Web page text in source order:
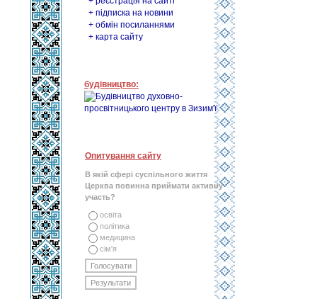
+ підписка на новини
+ обмін посиланнями
+ карта сайту
будівництво:
Опитування сайту
В якій сфері суспільного життя
Церква повинна приймати активну
участь?
освіта
політика
медицина
сім'я